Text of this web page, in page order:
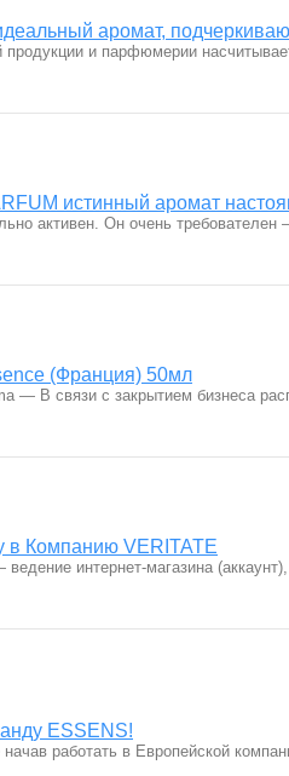
аромат,
и парфюмерии
истинный аромат
активен. Он очень
(Франция) 50мл
— В связи с закрытием бизнеса
в Компанию VERITATE
интернет-магазина
ESSENS!
работать в Европейской